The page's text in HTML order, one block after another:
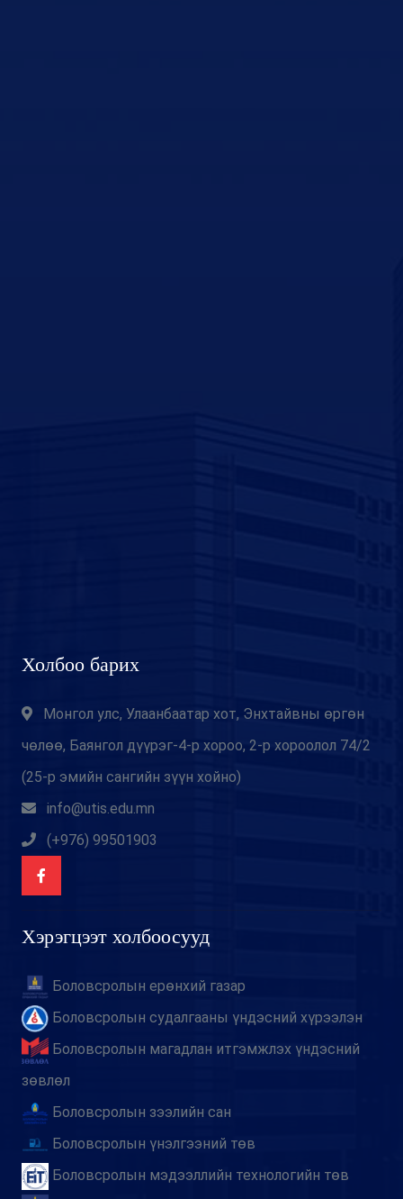
Холбоо барих
Монгол улс, Улаанбаатар хот, Энхтайвны өргөн
чөлөө, Баянгол дүүрэг-4-р хороо, 2-р хороолол 74/2
(25-р эмийн сангийн зүүн хойно)
info@utis.edu.mn
(+976) 99501903
Хэрэгцээт холбоосууд
Боловсролын ерөнхий газар
Боловсролын судалгааны үндэсний хүрээлэн
Боловсролын магадлан итгэмжлэх үндэсний
зөвлөл
Боловсролын зээлийн сан
Боловсролын үнэлгээний төв
Боловсролын мэдээллийн технологийн төв